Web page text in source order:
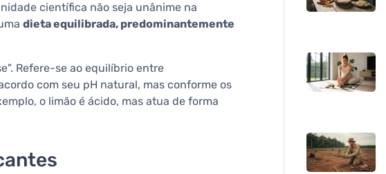
científica não seja unânime na
dieta equilibrada, predominantemente
Refere-se ao equilíbrio entre
com seu pH natural, mas conforme os
o limão é ácido, mas atua de forma